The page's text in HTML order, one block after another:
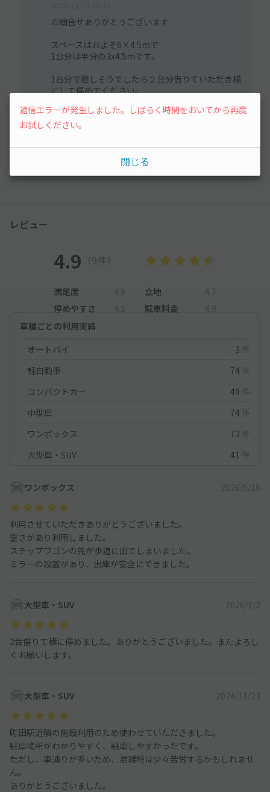
お問合せありがとうございます
スペースはおよそ6×4.5mで
1台分は半分の3x4.5mです。
1台分で難しそうでしたら２台分借りていただき横
にして停めてください。
もっと見る
レビュー
4.9 （9件）
満足度 4.9 立地
4.7
停めやすさ
4.1 駐車料金
4.9
車種ごとの利用実績
オートバイ
3 件
軽自動車
74 件
コンパクトカー
49 件
中型車
74 件
ワンボックス
73 件
大型車・SUV
41 件
ワンボックス 2026/5/16
利用させていただきありがとうございました。
空きがあり利用しました。
ステップワゴンの先が歩道に出てしまいました。
ミラーの設置があり、出庫が安全にできました。
大型車・SUV 2026/1/2
2台借りて横に停めました。ありがとうございました。またよろし
くお願いします。
大型車・SUV 2024/11/23
町田駅近隣の施設利用のため使わせていただきました。
駐車場所がわかりやすく、駐車しやすかったです。
ただし、車通りが多いため、混雑時は少々苦労するかもしれませ
ん。
ありがとうございました。
通信エラーが発生しました。しばらく時間をおいてから再度
お試しください。
閉じる